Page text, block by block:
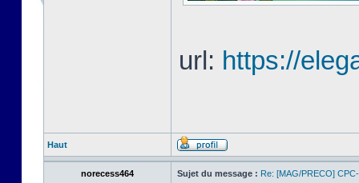
url: https://
Haut
norecess464 Sujet du message : Re: [MAG/PRECO]